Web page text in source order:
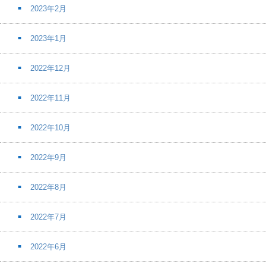
2023年2月
2023年1月
2022年12月
2022年11月
2022年10月
2022年9月
2022年8月
2022年7月
2022年6月